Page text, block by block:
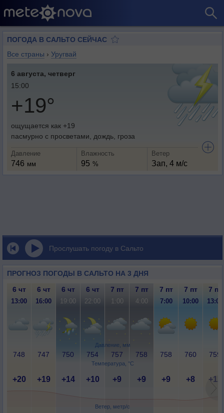
ПОГОДА В САЛЬТО СЕЙЧАС
Все страны › Уругвай
6 августа, четверг
15:00
+19°
ощущается как +19
пасмурно с просветами, дождь, гроза
Давление
746 мм
Влажность
95 %
Ветер
Зап, 4 м/с
Прослушать погоду в Сальто
ПРОГНОЗ ПОГОДЫ В САЛЬТО НА 3 ДНЯ
Давление, мм
Температура, °C
Ветер, метр/с
6 чт 6 чт 6 чт 6 чт 7 пт 7 пт 7 пт 7 пт 7 пт
13:00 16:00 19:00 22:00 1:00 4:00 7:00 10:00 13:00
748 747 750 754 757 758 758 760 759
+20 +19 +14 +10 +9 +9 +9 +8 +12